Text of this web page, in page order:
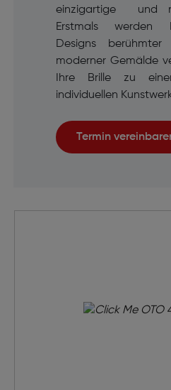
einzigartige und
Erstmals werden
Designs berühmter
moderner Gemälde
Ihre Brille zu
individuellen
Termin